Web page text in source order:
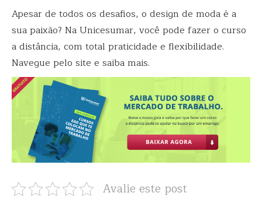
Apesar de todos os desafios, o design de moda é a
sua paixão? Na Unicesumar, você pode fazer o curso
a distância, com total praticidade e flexibilidade.
Navegue pelo site e saiba mais.
Avalie este post